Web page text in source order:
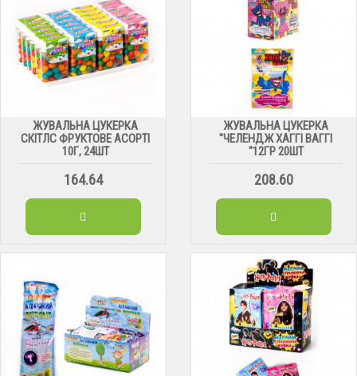
ЖУВАЛЬНА ЦУКЕРКА
СКІТЛС ФРУКТОВЕ АСОРТІ
10Г, 24ШТ
164.64
ЖУВАЛЬНА ЦУКЕРКА
"ЧЕЛЕНДЖ ХАГГІ ВАГГІ
"12ГР 20ШТ
208.60